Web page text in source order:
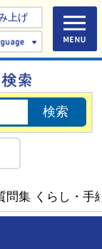
上げ
Select
問集 くらし・手